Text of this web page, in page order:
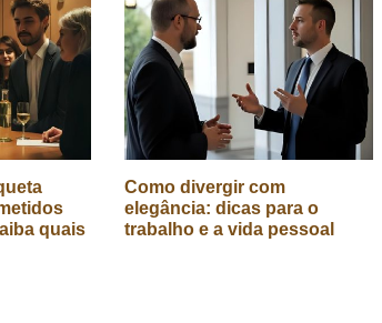
quais
Como divergir com
elegância: dicas para o
trabalho e a vida pessoal